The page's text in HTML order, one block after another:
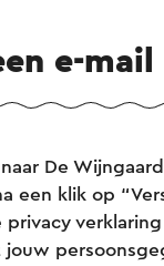
e-mail
De
een klik op